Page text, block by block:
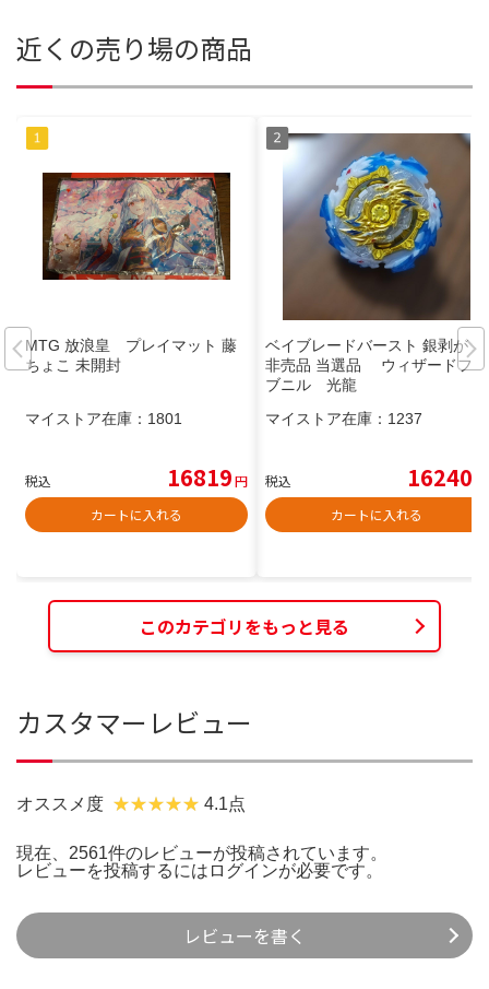
近くの売り場の商品
MTG 放浪皇 プレイマット 藤
ちょこ 未開封
マイストア在庫： 1801
税込 16819円
カートに入れる
ベイブレードバースト 銀剥がし
非売品 当選品 ウィザードファ
ブニル 光龍
マイストア在庫： 1237
税込 16240
カートに入れる
このカテゴリをもっと見る
カスタマーレビュー
オススメ度 4.1点
現在、2561件のレビューが投稿されています。
レビューを投稿するには ログインが必要です。
レビューを書く